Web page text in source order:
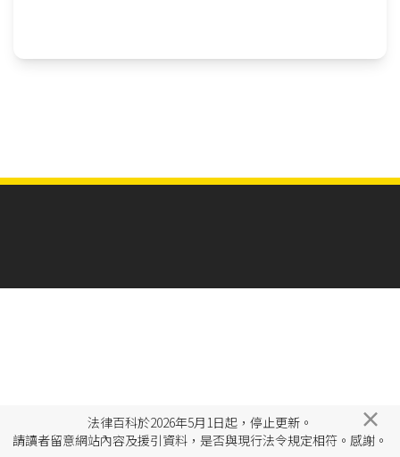
法律百科於2026年5月1日起，停止更新。
請讀者留意網站內容及援引資料，是否與現行法令規定相符。感謝。
×